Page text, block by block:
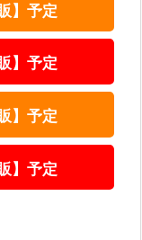
】予定
】予定
】予定
】予定